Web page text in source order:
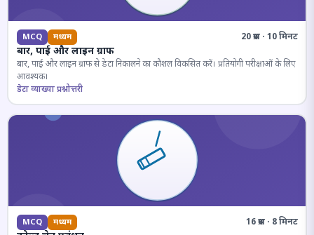
MCQ मध्यम 20 प्रश्न · 10 मिनट
बार, पाई और लाइन ग्राफ
बार, पाई और लाइन ग्राफ से डेटा निकालने का कौशल विकसित करें। प्रतियोगी परीक्षाओं के लिए
आवश्यक।
डेटा व्याख्या प्रश्नोत्तरी
MCQ मध्यम 16 प्रश्न · 8 मिनट